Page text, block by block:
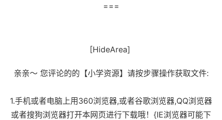
===
[HideArea]
亲亲～ 您评论的的【小学资源】请按步骤操作获取文件:
1.手机或者电脑上用360浏览器,或者谷歌浏览器,QQ浏览器
或者搜狗浏览器打开本网页进行下载哦！{IE浏览器可能下